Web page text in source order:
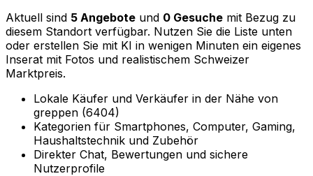
Aktuell sind 5 Angebote und 0 Gesuche mit Bezug zu
diesem Standort verfügbar. Nutzen Sie die Liste unten
oder erstellen Sie mit KI in wenigen Minuten ein eigenes
Inserat mit Fotos und realistischem Schweizer
Marktpreis.
Lokale Käufer und Verkäufer in der Nähe von
greppen (6404)
Kategorien für Smartphones, Computer, Gaming,
Haushaltstechnik und Zubehör
Direkter Chat, Bewertungen und sichere
Nutzerprofile